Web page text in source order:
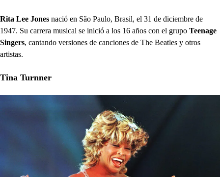
Rita Lee Jones nació en São Paulo, Brasil, el 31 de diciembre de
1947. Su carrera musical se inició a los 16 años con el grupo Teenage
Singers, cantando versiones de canciones de The Beatles y otros
artistas.
Tina Turnner